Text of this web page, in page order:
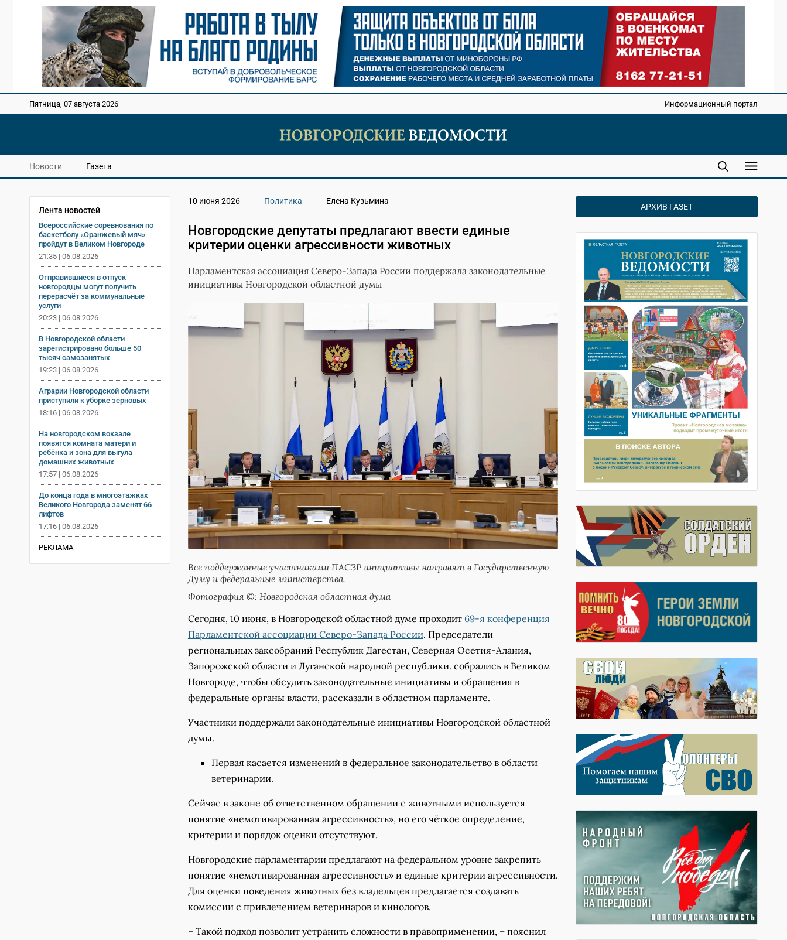
Пятница, 07 августа 2026 Информационный портал
Новости Газета
Лента новостей
Всероссийские соревнования по
баскетболу «Оранжевый мяч»
пройдут в Великом Новгороде
21:35 | 06.08.2026
Отправившиеся в отпуск
новгородцы могут получить
перерасчёт за коммунальные
услуги
20:23 | 06.08.2026
В Новгородской области
зарегистрировано больше 50
тысяч самозанятых
19:23 | 06.08.2026
Аграрии Новгородской области
приступили к уборке зерновых
18:16 | 06.08.2026
На новгородском вокзале
появятся комната матери и
ребёнка и зона для выгула
домашних животных
17:57 | 06.08.2026
До конца года в многоэтажках
Великого Новгорода заменят 66
лифтов
17:16 | 06.08.2026
РЕКЛАМА
10 июня 2026 Политика Елена Кузьмина
Новгородские депутаты предлагают ввести единые
критерии оценки агрессивности животных
Парламентская ассоциация Северо-Запада России поддержала законодательные
инициативы Новгородской областной думы
Все поддержанные участниками ПАСЗР инициативы направят в Государственную
Думу и федеральные министерства.
Фотография ©: Новгородская областная дума
Сегодня, 10 июня, в Новгородской областной думе проходит 69-я конференция
Парламентской ассоциации Северо-Запада России. Председатели
региональных заксобраний Республик Дагестан, Северная Осетия-Алания,
Запорожской области и Луганской народной республики. собрались в Великом
Новгороде, чтобы обсудить законодательные инициативы и обращения в
федеральные органы власти, рассказали в областном парламенте.
Участники поддержали законодательные инициативы Новгородской областной
думы.
Первая касается изменений в федеральное законодательство в области
ветеринарии.
Сейчас в законе об ответственном обращении с животными используется
понятие «немотивированная агрессивность», но его чёткое определение,
критерии и порядок оценки отсутствуют.
Новгородские парламентарии предлагают на федеральном уровне закрепить
понятие «немотивированная агрессивность» и единые критерии агрессивности.
Для оценки поведения животных без владельцев предлагается создавать
комиссии с привлечением ветеринаров и кинологов.
– Такой подход позволит устранить сложности в правоприменении, – пояснил
АРХИВ ГАЗЕТ